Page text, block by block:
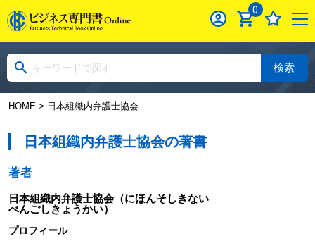
0
検索
HOME> 日本組織内弁護士協会
日本組織内弁護士協会の著書
著者
日本組織内弁護士協会（にほんそしきない
べんごしきょうかい）
プロフィール